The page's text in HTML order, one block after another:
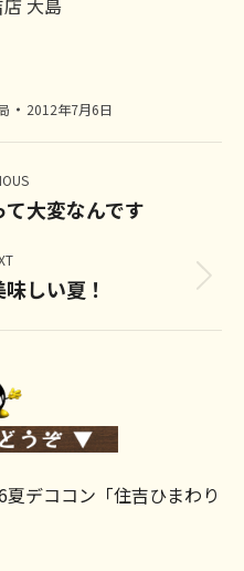
大島
2012年7月6日
て大変なんです
しい夏！
デココン「住吉ひまわり